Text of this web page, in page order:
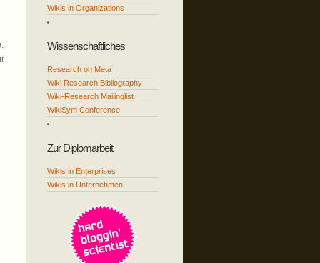
Wikis in Organizations
Wissenschaftliches
Research on Meta
Wiki Research Bibliography
Wiki-Research Mailinglist
WikiSym Conference
Zur Diplomarbeit
Wikis in Enterprises
Wikis in Unternehmen